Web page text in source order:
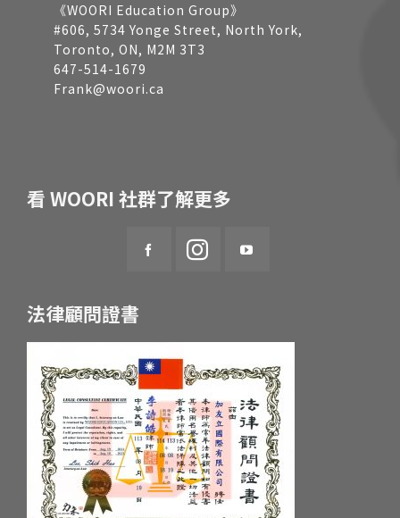
《WOORI Education Group》
#606, 5734 Yonge Street, North York,
Toronto, ON, M2M 3T3
647-514-1679
Frank@woori.ca
看 WOORI 社群了解更多
法律顧問證書